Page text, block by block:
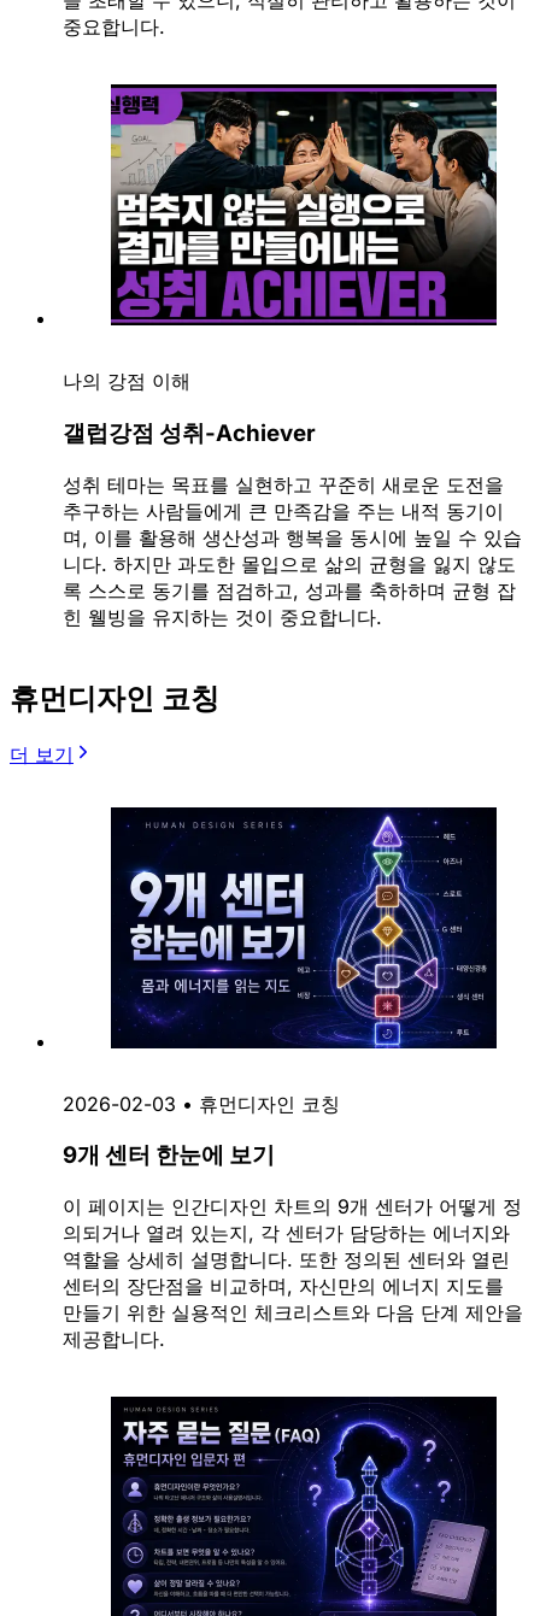
중요합니다.
나의 강점 이해
갤럽강점 성취-Achiever
성취 테마는 목표를 실현하고 꾸준히 새로운 도전을
추구하는 사람들에게 큰 만족감을 주는 내적 동기이
며, 이를 활용해 생산성과 행복을 동시에 높일 수 있습
니다. 하지만 과도한 몰입으로 삶의 균형을 잃지 않도
록 스스로 동기를 점검하고, 성과를 축하하며 균형 잡
힌 웰빙을 유지하는 것이 중요합니다.
휴먼디자인 코칭
더 보기
2026-02-03 • 휴먼디자인 코칭
9개 센터 한눈에 보기
이 페이지는 인간디자인 차트의 9개 센터가 어떻게 정
의되거나 열려 있는지, 각 센터가 담당하는 에너지와
역할을 상세히 설명합니다. 또한 정의된 센터와 열린
센터의 장단점을 비교하며, 자신만의 에너지 지도를
만들기 위한 실용적인 체크리스트와 다음 단계 제안을
제공합니다.